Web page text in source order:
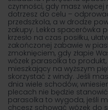
czynności, gdy masz więcej
dotrzesz do celu –
przedszkola, a w drodze
zakupy. Lekka spacerówka
krzesło na czas posiłku,
zakończonej zabawie w
zmoknięciem, gdy złapie
wózek parasolka to
mieszkający na wyższym
skorzystać z windy. Jeśli
dnia wiele schodów,
plecach nie będzie
parasolka to wygoda, jeśli
chcesz schować wózek do